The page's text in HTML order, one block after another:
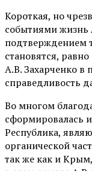
Короткая, но
событиями жизнь
подтверждением
становятся,
А.В. Захарченко в
справедливость
Во многом
сформировалась
Республика,
органической
так же как и Крым,